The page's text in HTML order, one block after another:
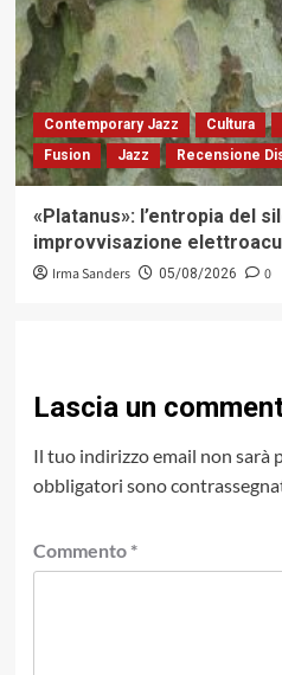
Contemporary Jazz Cultura
Fusion
Jazz Recensione
«Platanus»: l’entropia del
improvvisazione
Irma Sanders 05/08/2026 0
Lascia un
Il tuo indirizzo email non sarà
obbligatori sono
Commento *